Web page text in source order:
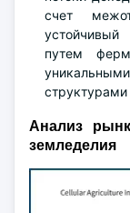
счет
путем
структурами
Анализ
земледелия